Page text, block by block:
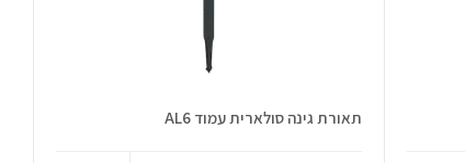
תאורת גינה סולארית עמוד AL6